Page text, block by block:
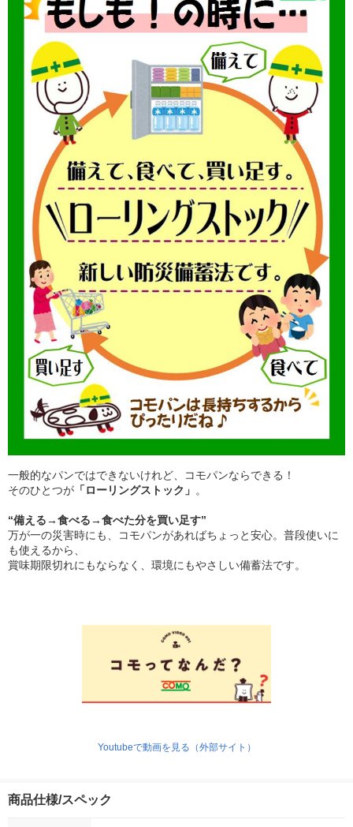
一般的なパンではできないけれど、コモパンならできる！
そのひとつが 「ローリングストック」 。
“備える→食べる→食べた分を買い足す”
万が一の災害時にも、コモパンがあればちょっと安心。普段使いに
も使えるから、
賞味期限切れにもならなく、環境にもやさしい備蓄法です。
Youtubeで動画を見る（外部サイト）
商品仕様/スペック